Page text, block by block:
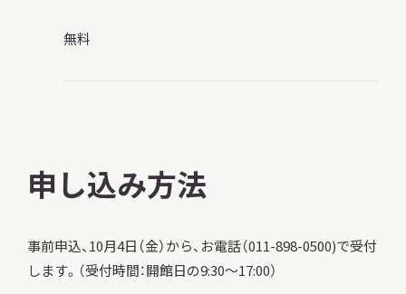
無料
申し込み方法
事前申込、10月4日（金）から、お電話（011-898-0500)で受付
します。（受付時間：開館日の9:30～17:00）